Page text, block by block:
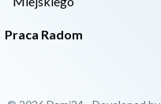
Praca Radom